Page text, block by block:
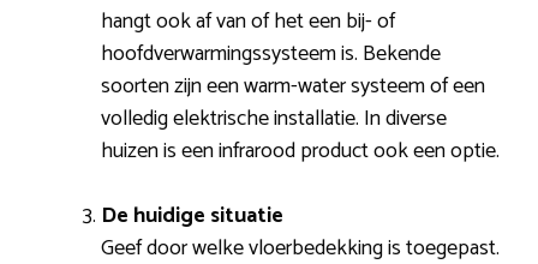
hangt ook af van of het een bij- of
hoofdverwarmingssysteem is. Bekende
soorten zijn een warm-water systeem of een
volledig elektrische installatie. In diverse
huizen is een infrarood product ook een optie.
De huidige situatie
Geef door welke vloerbedekking is toegepast.